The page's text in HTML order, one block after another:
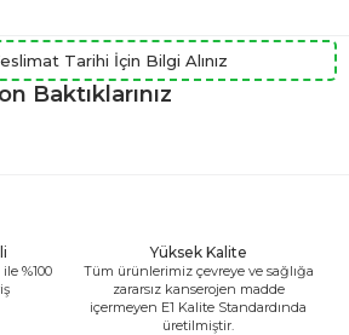
Tarihi İçin Bilgi Alınız
Baktıklarınız
%100
Yüksek Kalite
Tüm ürünlerimiz çevreye ve sağlığa
zararsız kanserojen madde
içermeyen E1 Kalite Standardında
üretilmiştir.